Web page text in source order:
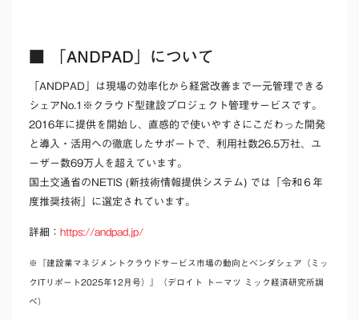
■ 「ANDPAD」について
「ANDPAD」は現場の効率化から経営改善まで一元管理できる
シェアNo.1※クラウド型建設プロジェクト管理サービスです。
2016年に提供を開始し、直感的で使いやすさにこだわった開発
と導入・活用への徹底したサポートで、利用社数26.5万社、ユ
ーザー数69万人を超えています。
国土交通省のNETIS (新技術情報提供システム) では「令和６年
度推奨技術」に選定されています。
詳細： https://andpad.jp/
※『建設業マネジメントクラウドサービス市場の動向とベンダシェア（ミッ
クITリポート2025年12月号）』（デロイト トーマツ ミック経済研究所調
べ）